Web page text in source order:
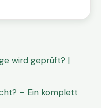
wird geprüft? |
– Ein komplett